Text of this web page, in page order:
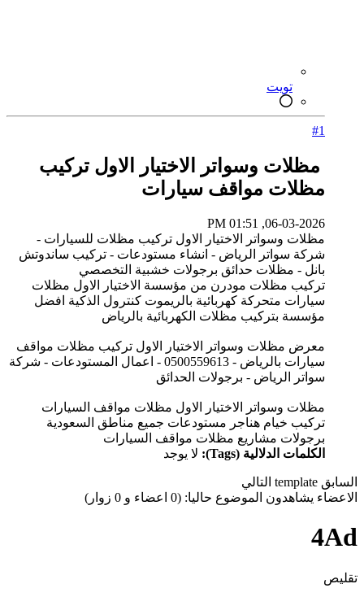
تويت
#1
مظلات وسواتر الاختيار الاول تركيب
مظلات مواقف سيارات
06-03-2026, 01:51 PM
مظلات وسواتر الاختيار الاول تركيب مظلات للسيارات -
شركة سواتر الرياض - انشاء مستودعات - تركيب ساندوتش
بانل - مظلات حدائق برجولات خشبية التخصصي
تركيب مظلات مودرن من مؤسسة الاختيار الاول مظلات
سيارات متحركة كهربائية بالريموت كنترول الذكية افضل
مؤسسة بتركيب مظلات الكهربائية بالرياض
معرض مظلات وسواتر الاختيار الاول تركيب مظلات مواقف
سيارات بالرياض - 0500559613 - اعمال المستودعات - شركة
سواتر الرياض - برجولات الحدائق
مظلات وسواتر الاختيار الاول مظلات مواقف السيارات
تركيب خيام هناجر مستودعات جميع مناطق السعودية
برجولات مشاريع مظلات مواقف السيارات
الكلمات الدلالية (Tags):
لا يوجد
السابق template التالي
الاعضاء يشاهدون الموضوع حاليا: (0 اعضاء و 0 زوار)
4Ad
تقليص